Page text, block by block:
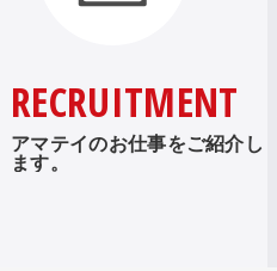
RECRUITMENT
アマテイのお仕事をご紹介し
ます。